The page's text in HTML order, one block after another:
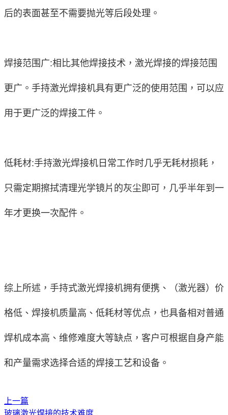
后的表面甚至不需要抛光等后段处理。
焊接范围广:相比其他焊接技术，激光焊接的焊接范围
更广。手持激光焊接机具有更广泛的使用范围，可以应
用于更广泛的焊接工件。
低耗材:手持激光焊接机日常工作时几乎无耗材损耗，
只需定期擦拭清理光学镜片的灰尘即可，几乎半年到一
年才更换一次配件。
综上所述，手持式激光焊接机拥有便携、（激光器）价
格低、焊接机质量高、低耗材等优点，也具备相对普通
焊机成本高、维修难度大等缺点，客户可根据自身产能
和产量需求选择合适的焊接工艺和设备。
上一篇
玻璃激光焊接的技术难度